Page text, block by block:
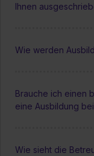
Ihnen
Wie werden
Brauche ich einen
eine Ausbildung
Wie sieht die